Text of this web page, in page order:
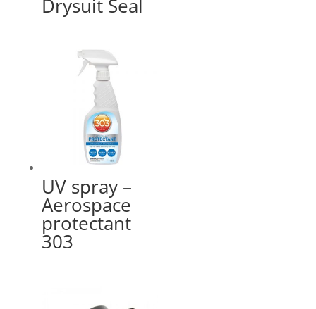
Drysuit Seal
UV spray –
Aerospace
protectant
303